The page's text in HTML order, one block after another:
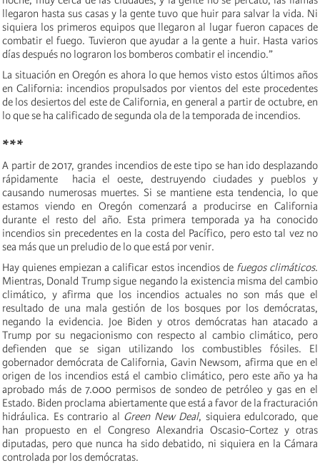
llegaron hasta sus casas y la gente tuvo que huir para salvar la vida. Ni
siquiera los primeros equipos que llegaron al lugar fueron capaces de
combatir el fuego. Tuvieron que ayudar a la gente a huir. Hasta varios
días después no lograron los bomberos combatir el incendio.”
La situación en Oregón es ahora lo que hemos visto estos últimos años
en California: incendios propulsados por vientos del este procedentes
de los desiertos del este de California, en general a partir de octubre, en
lo que se ha calificado de segunda ola de la temporada de incendios.
***
A partir de 2017, grandes incendios de este tipo se han ido desplazando
rápidamente hacia el oeste, destruyendo ciudades y pueblos y
causando numerosas muertes. Si se mantiene esta tendencia, lo que
estamos viendo en Oregón comenzará a producirse en California
durante el resto del año. Esta primera temporada ya ha conocido
incendios sin precedentes en la costa del Pacífico, pero esto tal vez no
sea más que un preludio de lo que está por venir.
Hay quienes empiezan a calificar estos incendios de fuegos climáticos.
Mientras, Donald Trump sigue negando la existencia misma del cambio
climático, y afirma que los incendios actuales no son más que el
resultado de una mala gestión de los bosques por los demócratas,
negando la evidencia. Joe Biden y otros demócratas han atacado a
Trump por su negacionismo con respecto al cambio climático, pero
defienden que se sigan utilizando los combustibles fósiles. El
gobernador demócrata de California, Gavin Newsom, afirma que en el
origen de los incendios está el cambio climático, pero este año ya ha
aprobado más de 7.000 permisos de sondeo de petróleo y gas en el
Estado. Biden proclama abiertamente que está a favor de la fracturación
hidráulica. Es contrario al Green New Deal, siquiera edulcorado, que
han propuesto en el Congreso Alexandria Oscasio-Cortez y otras
diputadas, pero que nunca ha sido debatido, ni siquiera en la Cámara
controlada por los demócratas.